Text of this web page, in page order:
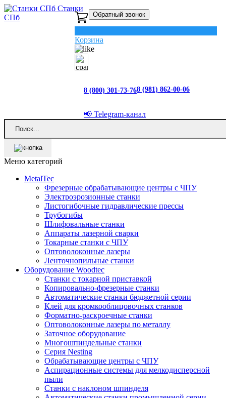
Станки
СПб
Обратный звонок
Корзина
8 (800) 301-73-768 (981) 862-00-06
📢 Telegram-канал
Меню категорий
MetalTec
Фрезерные обрабатывающие центры с ЧПУ
Электроэрозионные станки
Листогибочные гидравлические прессы
Трубогибы
Шлифовальные станки
Аппараты лазерной сварки
Токарные станки с ЧПУ
Оптоволоконные лазеры
Ленточнопильные станки
Оборудование Woodtec
Станки с токарной приставкой
Копировально-фрезерные станки
Автоматические станки бюджетной серии
Клей для кромкооблицовочных станков
Форматно-раскроечные станки
Оптоволоконные лазеры по металлу
Заточное оборудование
Многошпиндельные станки
Серия Nesting
Обрабатывающие центры с ЧПУ
Аспирационные системы для мелкодисперсной
пыли
Станки с наклоном шпинделя